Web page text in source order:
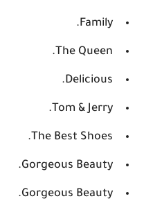
Family.
The Queen.
Delicious.
Tom & Jerry.
The Best Shoes.
Gorgeous Beauty.
Gorgeous Beauty.